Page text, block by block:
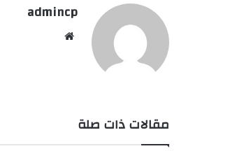
admincp
مقالات ذات صلة